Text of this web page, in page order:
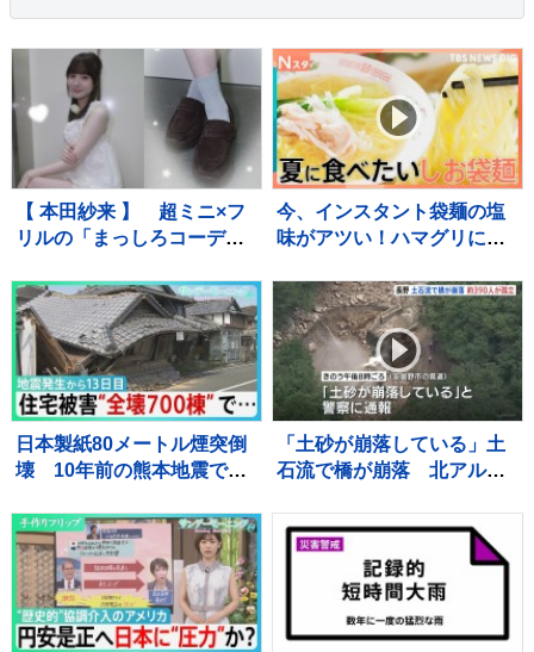
【 本田紗来 】 超ミニ×フ
リルの「まっしろコーデ」
わ！」と絶賛 「天使すぎ
っ」可愛さにファン歓喜
今、インスタント袋麺の塩
味がアツい！ハマグリに毛
麺も！専門家ゲキ推しの7品
を大家族が1週間ガチ比較！
【それスタ】
日本製紙80メートル煙突倒
壊 10年前の熊本地震で補
本“避難解除”前になぜ再入
館？下水管破損で田んぼ
に“汚水” 直下に断層 住
宅被害は・・【サンデーモ
ーニング】
「土砂が崩落している」土
石流で橋が崩落 北アルプ
に登山客など約390人が孤
立状態 長野